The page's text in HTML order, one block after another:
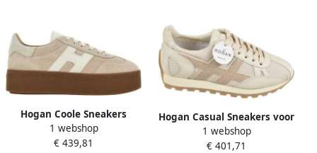
Hogan Coole Sneakers
1 webshop
€ 439,81
Hogan Casual Sneakers voor
nen en
1 webshop
€ 401,71